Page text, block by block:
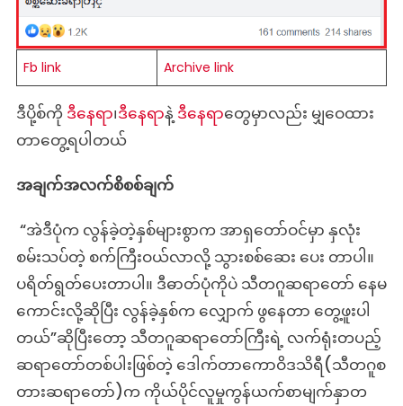
Fb link Archive link
ဒီပို့စ်ကို ဒီနေရာ၊ဒီနေရာနဲ့ ဒီနေရာတွေမှာလည်း မျှဝေထား
တာတွေ့ရပါတယ်
အချက်အလက်စိစစ်ချက်
“အဲဒီပုံက လွန်ခဲ့တဲ့နှစ်များစွာက အာရှတော်ဝင်မှာ နှလုံး
စမ်းသပ်တဲ့ စက်ကြီးဝယ်လာလို့ သွားစစ်ဆေး ပေး တာပါ။
ပရိတ်ရွတ်ပေးတာပါ။ ဒီဓာတ်ပုံကိုပဲ သီတဂူဆရာတော် နေမ
ကောင်းလို့ဆိုပြီး လွန်ခဲ့နှစ်က လျှောက် ဖွနေတာ တွေ့ဖူးပါ
တယ်”ဆိုပြီးတော့ သီတဂူဆရာတော်ကြီးရဲ့ လက်ရုံးတပည့်
ဆရာတော်တစ်ပါးဖြစ်တဲ့ ဒေါက်တာကောဝိဒသိရီ(သီတဂူစ
တားဆရာတော်)က ကိုယ်ပိုင်လူမှုကွန်ယက်စာမျက်နှာတ